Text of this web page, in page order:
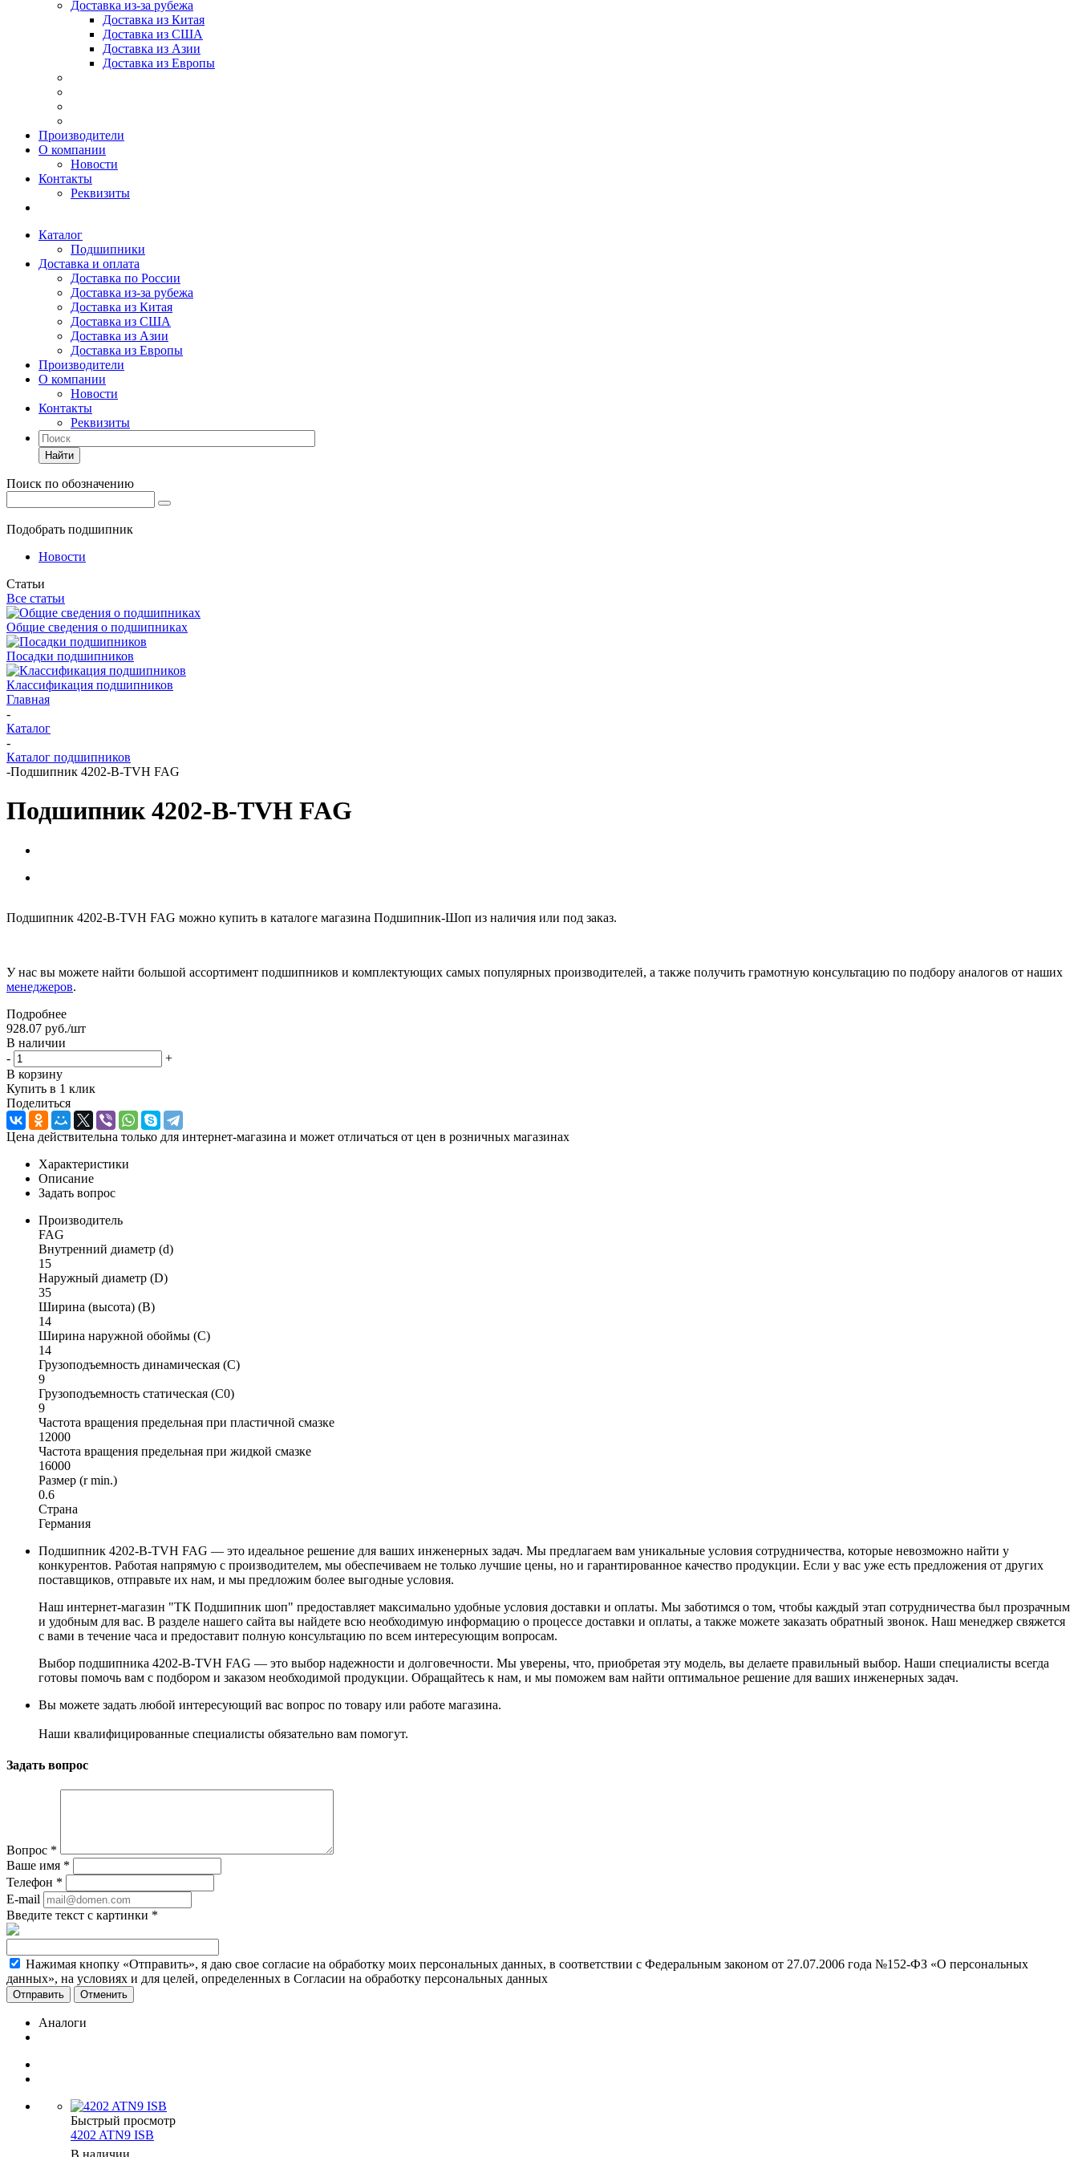
Доставка из-за рубежа
Доставка из Китая
Доставка из США
Доставка из Азии
Доставка из Европы
Производители
О компании
Новости
Контакты
Реквизиты
Каталог
Подшипники
Доставка и оплата
Доставка по России
Доставка из-за рубежа
Доставка из Китая
Доставка из США
Доставка из Азии
Доставка из Европы
Производители
О компании
Новости
Контакты
Реквизиты
Найти
Поиск по обозначению
Подобрать подшипник
Новости
Статьи
Все статьи
Общие сведения о подшипниках
Посадки подшипников
Классификация подшипников
Главная
-
Каталог
-
Каталог подшипников
-Подшипник 4202-B-TVH FAG
Подшипник 4202-B-TVH FAG
Подшипник 4202-B-TVH FAG можно купить в каталоге магазина Подшипник-Шоп из наличия или под заказ.
У нас вы можете найти большой ассортимент подшипников и комплектующих самых популярных производителей, а также получить грамотную консультацию по подбору аналогов от наших
менеджеров.
Подробнее
928.07 руб./шт
В наличии
-
+
В корзину
Купить в 1 клик
Поделиться
Цена действительна только для интернет-магазина и может отличаться от цен в розничных магазинах
Характеристики
Описание
Задать вопрос
Производитель
FAG
Внутренний диаметр (d)
15
Наружный диаметр (D)
35
Ширина (высота) (B)
14
Ширина наружной обоймы (C)
14
Грузоподъемность динамическая (C)
9
Грузоподъемность статическая (C0)
9
Частота вращения предельная при пластичной смазке
12000
Частота вращения предельная при жидкой смазке
16000
Размер (r min.)
0.6
Страна
Германия
Подшипник 4202-B-TVH FAG — это идеальное решение для ваших инженерных задач. Мы предлагаем вам уникальные условия сотрудничества, которые невозможно найти у
конкурентов. Работая напрямую с производителем, мы обеспечиваем не только лучшие цены, но и гарантированное качество продукции. Если у вас уже есть предложения от других
поставщиков, отправьте их нам, и мы предложим более выгодные условия.
Наш интернет-магазин "ТК Подшипник шоп" предоставляет максимально удобные условия доставки и оплаты. Мы заботимся о том, чтобы каждый этап сотрудничества был прозрачным
и удобным для вас. В разделе нашего сайта вы найдете всю необходимую информацию о процессе доставки и оплаты, а также можете заказать обратный звонок. Наш менеджер свяжется
с вами в течение часа и предоставит полную консультацию по всем интересующим вопросам.
Выбор подшипника 4202-B-TVH FAG — это выбор надежности и долговечности. Мы уверены, что, приобретая эту модель, вы делаете правильный выбор. Наши специалисты всегда
готовы помочь вам с подбором и заказом необходимой продукции. Обращайтесь к нам, и мы поможем вам найти оптимальное решение для ваших инженерных задач.
Вы можете задать любой интересующий вас вопрос по товару или работе магазина.
Наши квалифицированные специалисты обязательно вам помогут.
Задать вопрос
Вопрос *
Ваше имя *
Телефон *
E-mail
Введите текст с картинки *
Нажимая кнопку «Отправить», я даю свое согласие на обработку моих персональных данных, в соответствии с Федеральным законом от 27.07.2006 года №152-ФЗ «О персональных
данных», на условиях и для целей, определенных в Согласии на обработку персональных данных
Отменить
Аналоги
Быстрый просмотр
4202 ATN9 ISB